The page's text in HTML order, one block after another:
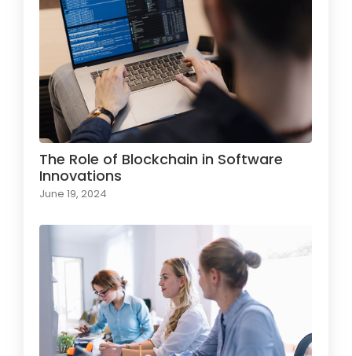
The Role of Blockchain in Software
Innovations
June 19, 2024